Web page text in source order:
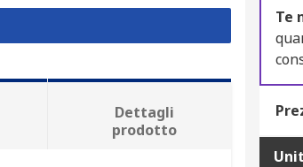
Te
Dettagli
prodotto